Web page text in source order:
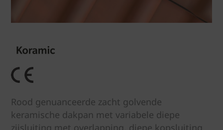
Rood genuanceerde zacht golvende
keramische dakpan met variabele diepe
zijsluiting met overlapping, diepe kopsluiting